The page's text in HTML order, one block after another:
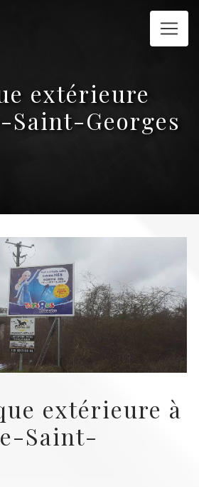
extérieure
Saint-Georges
extérieure à
Saint-